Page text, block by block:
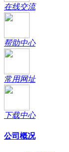
在线交流
帮助中心
常用网址
下载中心
公司概况